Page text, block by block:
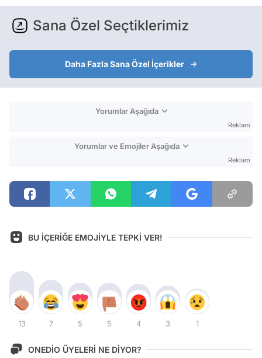
Sana Özel Seçtiklerimiz
Daha Fazla Sana Özel İçerikler
Yorumlar Aşağıda
Reklam
Yorumlar ve Emojiler Aşağıda
Reklam
BU İÇERİĞE EMOJİYLE TEPKİ VER!
13 7 5 5 4 3 1
ONEDİO ÜYELERİ NE DİYOR?